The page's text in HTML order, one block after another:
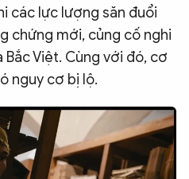
các lực lượng săn đuổi
chứng mới, củng cố nghi
Việt. Cùng với đó, cơ
nguy cơ bị lộ.